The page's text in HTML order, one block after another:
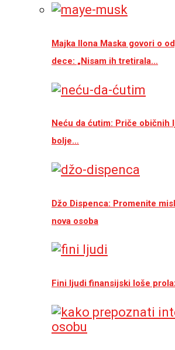
Majka Ilona Maska govori o
dece: „Nisam ih tretirala…
Neću da ćutim: Priče običnih
bolje…
Džo Dispenca: Promenite
nova osoba
Fini ljudi finansijski loše